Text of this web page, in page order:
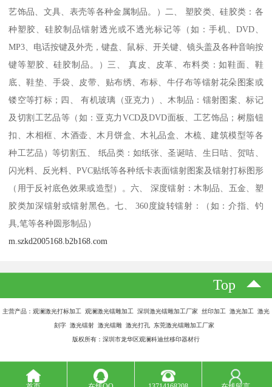
艺饰品、文具、表壳等各种金属制品。）二、 塑胶类、硅胶类：各
种塑胶、硅胶制品镭射透光或不透光标记等（如：手机、DVD、
MP3、电话按键及外壳，键盘、鼠标、开关键、镜头盖及各种音响按
键等塑胶、硅胶制品。）三、 真皮、皮革、布料类：如鞋面、鞋
底、鞋垫、手袋、皮带、贴布绣、布标、牛仔布等镭射花朵图案或
镂空等打标；四、 有机玻璃（亚克力）、木制品：镭射图案、标记
及切割工艺品等（如：亚克力VCD及DVD面板、工艺饰品；树脂钮
扣、木相框、木酒壶、木月饼盒、木礼品盒、木梳、建筑模型等各
种工艺品）等切割五、 纸品类：如纸张、圣诞咭、生日咭、贺咭、
闪光料、反光料、PVC贴纸等各种纸卡表面镭射图案及镭射打标图形
（用于反衬底色效果或造型）。六、 深度镭射：木制品、五金、塑
胶类加深镭射或镭射黑色。七、 360度旋转镭射：（如：介指、钓
具,笔等各种圆形制品）
m.szkd2005168.b2b168.com
Top
主营产品：观澜激光打标加工 观澜激光镭雕加工 深圳激光镭雕加工厂家 丝印加工 激光加工 激光
刻字 激光镭射 激光镭雕 激光打孔 东莞激光镭雕加工厂家
版权所有：深圳市龙华区观澜科迪丝移印器材行